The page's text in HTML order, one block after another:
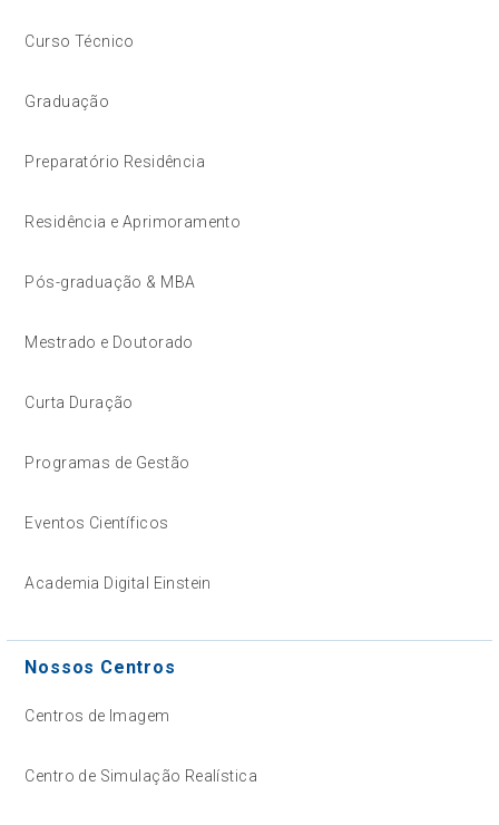
Curso Técnico
Graduação
Preparatório Residência
Residência e Aprimoramento
Pós-graduação & MBA
Mestrado e Doutorado
Curta Duração
Programas de Gestão
Eventos Científicos
Academia Digital Einstein
Nossos Centros
Centros de Imagem
Centro de Simulação Realística